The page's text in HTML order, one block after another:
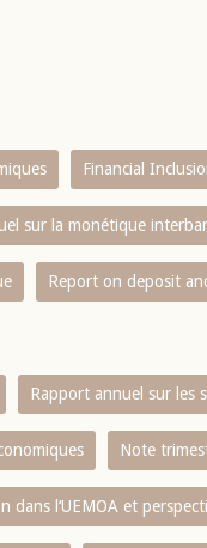
Financial
sur la monétique
Report on deposit
Rapport annuel sur les
Note
dans l‘UEMOA et